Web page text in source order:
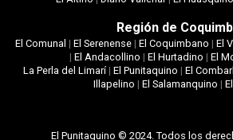
Región de
El Comunal | El Serenense| El Coquimbano | El
| El Andacollino | El Hurtadino | El
La Perla del Limarí|El Punitaquino |El
Illapelino | El Salamanquino |
El Punitaquino © 2024. Todos los